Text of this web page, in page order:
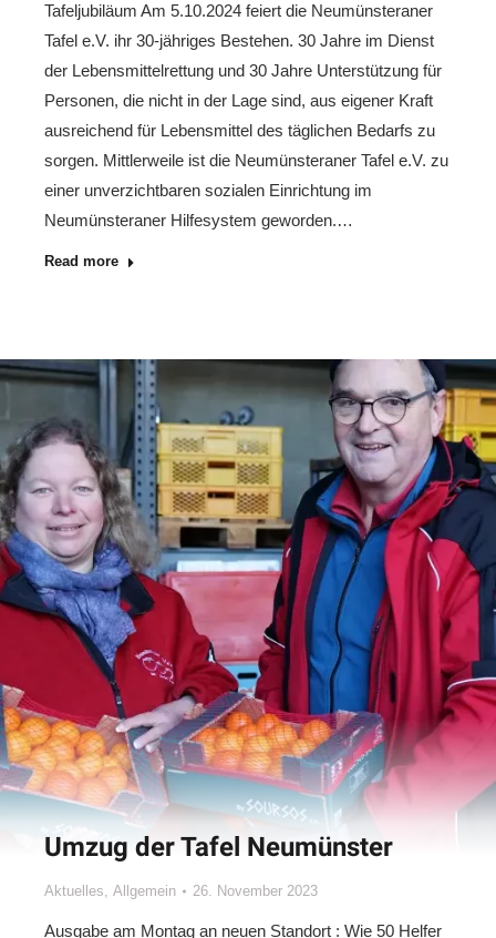
Tafeljubiläum Am 5.10.2024 feiert die Neumünsteraner
Tafel e.V. ihr 30-jähriges Bestehen. 30 Jahre im Dienst
der Lebensmittelrettung und 30 Jahre Unterstützung für
Personen, die nicht in der Lage sind, aus eigener Kraft
ausreichend für Lebensmittel des täglichen Bedarfs zu
sorgen. Mittlerweile ist die Neumünsteraner Tafel e.V. zu
einer unverzichtbaren sozialen Einrichtung im
Neumünsteraner Hilfesystem geworden.…
Read more
Umzug der Tafel Neumünster
Aktuelles, Allgemein 26. November 2023
Ausgabe am Montag an neuen Standort : Wie 50 Helfer